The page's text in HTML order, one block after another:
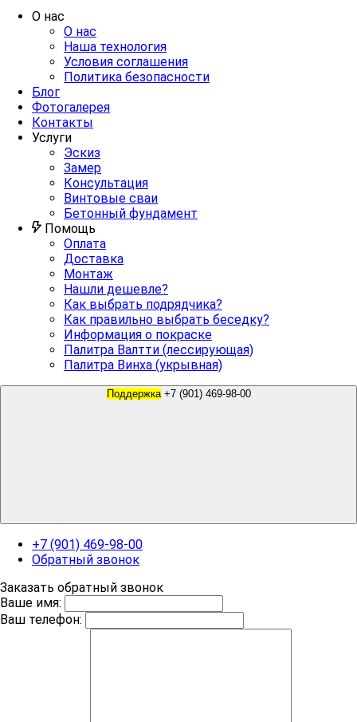
О нас
О нас
Наша технология
Условия соглашения
Политика безопасности
Блог
Фотогалерея
Контакты
Услуги
Эскиз
Замер
Консультация
Винтовые сваи
Бетонный фундамент
Помощь
Оплата
Доставка
Монтаж
Нашли дешевле?
Как выбрать подрядчика?
Как правильно выбрать беседку?
Информация о покраске
Палитра Валтти (лессирующая)
Палитра Винха (укрывная)
Поддержка +7 (901) 469-98-00
+7 (901) 469-98-00
Обратный звонок
Заказать обратный звонок
Ваше имя:
Ваш телефон: